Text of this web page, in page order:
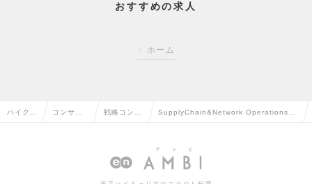
おすすめの求人
ホーム
ハイクラ コンサル 戦略コンサ
転職
SupplyChain&Network Operations
験可の求人情報